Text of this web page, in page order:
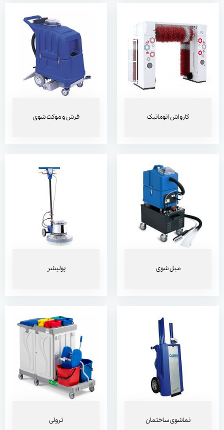
کارواش اتوماتیک فرش و موکت شوی
مبل شوی
مبل شوی
پولیشر
پولیشر
نماشوی ساختمان
نماشوی ساختمان
ترولی
ترولی
مواد شوینده صنعتی دستگاه خوشبو کننده هوا